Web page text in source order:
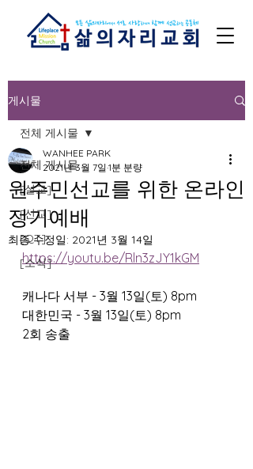
게시물
전체 게시물
[설교]
[선교]
[QT]
[소식]
전체 게시물
원주민선교를 위한 온라인
정기예배
WANHEE PARK
2021년 3월 7일 1분 분량
최종 수정일: 2021년 3월 14일
https://youtu.be/Rln3zJY1kGM
캐나다 서부 - 3월 13일(토) 8pm
대한민국 - 3월 13일(토) 8pm
2회 송출